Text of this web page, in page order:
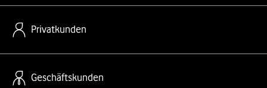
Privatkunden
Geschäftskunden